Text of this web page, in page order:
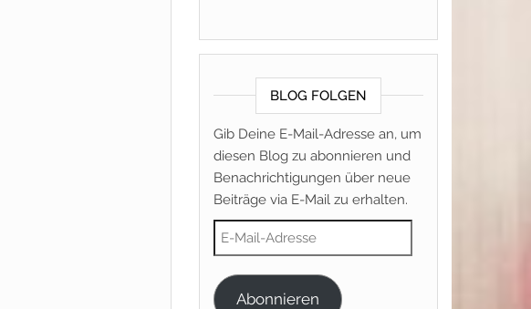
BLOG FOLGEN
Gib Deine E-Mail-Adresse an, um
diesen Blog zu abonnieren und
Benachrichtigungen über neue
Beiträge via E-Mail zu erhalten.
E-Mail-Adresse
Abonnieren